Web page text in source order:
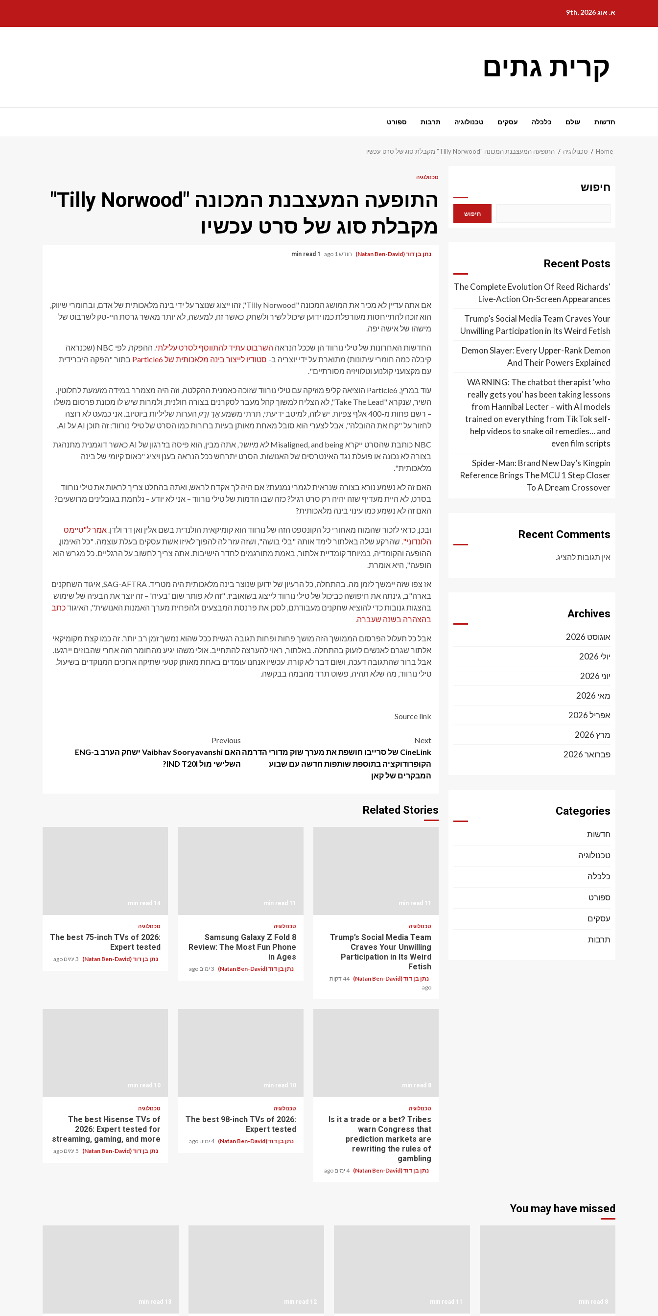
content
א. אוג 9th, 2026
קרית גתים
חדשות עולם כלכלה עסקים טכנולוגיה תרבות ספורט
Home טכנולוגיה התופעה המעצבנת המכונה "Tilly Norwood" מקבלת סוג של סרט עכשיו
טכנולוגיה
התופעה המעצבנת המכונה "Tilly Norwood"
מקבלת סוג של סרט עכשיו
נתן בן דוד (Natan Ben-David) חודש 1 ago 1 min read
אם אתה עדיין לא מכיר את המושג המכונה "Tilly Norwood", זהו ייצוג שנוצר על ידי בינה מלאכותית של אדם, ובחומרי שיווק,
הוא זוכה להתייחסות מעורפלת כמו ידוען שיכול לשיר ולשחק, כאשר זה, למעשה, לא יותר מאשר גרסת היי-טק לשרבוט של
מישהו של אישה יפה.
החדשות האחרונות של טילי נורווד הן שככל הנראה השרבוט עתיד להתווסף לסרט עלילתי
. ההפקה, לפי NBC (שכנראה
קיבלה כמה חומרי עיתונות) מתוארת על ידי יוצריה ב- סטודיו לייצור בינה מלאכותית של Particle6
בתור "הפקה היברידית
עם מקצועני קולנוע וטלוויזיה מסורתיים".
עוד במרץ, Particle6 הוציאה קליפ מוזיקה עם טילי נורווד שזוכה כאמנית ההקלטה, וזה היה מצמרר במידה מזעזעת לחלוטין.
השיר, שנקרא "Take The Lead", לא הצליח למשוך קהל מעבר לסקרנים בצורה חולנית, ולמרות שיש לו מכונת פרסום משלו
– רשם פחות מ-400 אלף צפיות. יש לזה, למיטב ידיעתי, תרתי משמע
אַך וְרַק הערות שליליות ביוטיוב. אני כמעט לא רוצה
לחזור על "קח את ההובלה", אבל לצערי הוא סובל מאחת מאותן בעיות ברורות כמו הסרט של טילי נורווד: זה תוכן AI על AI.
NBC כותבת שהסרט ייקרא Misaligned, and being לא מיושר,
אתה מבין, הוא פיסה בז'רגון של AI כאשר דוגמנית מתנהגת
בצורה לא נכונה או פועלת נגד האינטרסים של האנושות. הסרט יתרחש ככל הנראה בענן ויציג "כאוס קיומי של בינה
מלאכותית".
האם זה לא נשמע נורא בצורה שנראית לגמרי נמנעת? אם היה לך אקדח לראש, ואתה בהחלט צריך לראות את טילי נורווד
בסרט, לא היית מעדיף שזה יהיה רק ​​סרט רגיל? כזה שבו הדמות של טילי נורווד – אני לא יודע – נלחמת בגובלינים מרושעים?
האם זה לא נשמע כמו עינוי בינה מלאכותית?
ובכן, כדאי לזכור שהמוח מאחורי כל הקונספט הזה של נורווד הוא קומיקאית הולנדית בשם אלין ואן דר ולדן. אמר ל"טיימס
הלונדוני". שהרקע שלה באלתור לימד אותה "בלי בושה", ושזה עזר לה להפוך לאיזו אשת עסקים בעלת עוצמה. "כל האימון,
ההופעה והקומדיה, במיוחד קומדיית אלתור, באמת מתורגמים לחדר הישיבות. אתה צריך לחשוב על הרגליים. כל מגרש הוא
הופעה", היא אומרת.
אז צפו שזה יימשך לזמן מה. בהתחלה, כל הרעיון של ידוען שנוצר בינה מלאכותית היה מטריד. SAG-AFTRA, איגוד השחקנים
בארה"ב, גינתה את חיפושה כביכול של טילי נורווד לייצוג בשואוביז. "זה לא פותר שום 'בעיה' – זה יוצר את הבעיה של שימוש
בהצגות גנובות כדי להוציא שחקנים מעבודתם, לסכן את פרנסת המבצעים ולהפחית מערך האמנות האנושית", האיגודכתב
בהצהרה בשנה שעברה.
אבל כל תעלול הפרסום הממושך הזה מושך פחות ופחות תגובה רגשית ככל שהוא נמשך זמן רב יותר. זה כמו קצת מקומיקאי
אלתור שגרם לאנשים לזעוק בהתחלה. באלתור, ראוי להערצה להתחייב. אולי משהו יגיע מהחומר הזה אחרי שהבוזים יירגעו.
אבל ברור שהתגובה דעכה, ושום דבר לא קורה. עכשיו אנחנו עומדים באחת מאותן קטעי שתיקה ארוכים המנוקדים בשיעול.
טילי נורווד, מה שלא תהיה, פשוט תרד מהבמה בבקשה.
Source link
Post
navigation
Previous
האם Vaibhav Sooryavanshi ישחק הערב ב-ENG
השלישי מול IND T20I?
Next
CineLink של סרייבו חושפת את מערך שוק מדורי הדרמה
הקופרודוקציה בתוספת שותפות חדשה עם שבוע
המבקרים של קאן
Related Stories
11 min read
טכנולוגיה
Trump’s Social Media Team
Craves Your Unwilling
Participation in Its Weird
Fetish
נתן בן דוד (Natan Ben-David)
44 דקות
ago
11 min read
טכנולוגיה
Samsung Galaxy Z Fold 8
Review: The Most Fun Phone
in Ages
נתן בן דוד (Natan Ben-David) 3 ימים ago
14 min read
טכנולוגיה
The best 75-inch TVs of 2026:
Expert tested
נתן בן דוד (Natan Ben-David) 3 ימים ago
8 min read
טכנולוגיה
Is it a trade or a bet? Tribes
warn Congress that
prediction markets are
rewriting the rules of
gambling
נתן בן דוד (Natan Ben-David) 4 ימים ago
10 min read
טכנולוגיה
The best 98-inch TVs of 2026:
Expert tested
נתן בן דוד (Natan Ben-David) 4 ימים ago
10 min read
טכנולוגיה
The best Hisense TVs of
2026: Expert tested for
streaming, gaming, and more
נתן בן דוד (Natan Ben-David) 5 ימים ago
חיפוש
חיפוש
Recent Posts
The Complete Evolution Of Reed Richards'
Live-Action On-Screen Appearances
Trump’s Social Media Team Craves Your
Unwilling Participation in Its Weird Fetish
Demon Slayer: Every Upper-Rank Demon
And Their Powers Explained
WARNING: The chatbot therapist 'who
really gets you' has been taking lessons
from Hannibal Lecter – with AI models
trained on everything from TikTok self-
help videos to snake oil remedies… and
even film scripts
Spider-Man: Brand New Day’s Kingpin
Reference Brings The MCU 1 Step Closer
To A Dream Crossover
Recent Comments
אין תגובות להציג.
Archives
אוגוסט 2026
יולי 2026
יוני 2026
מאי 2026
אפריל 2026
מרץ 2026
פברואר 2026
Categories
חדשות
טכנולוגיה
כלכלה
ספורט
עסקים
תרבות
You may have missed
8 min read
11 min read
12 min read
13 min read